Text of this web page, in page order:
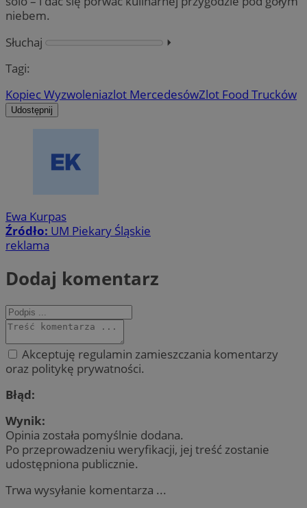
niebem.
Słuchaj
⏵︎
Tagi:
Kopiec Wyzwoleniazlot MercedesówZlot Food Trucków
Udostępnij
Ewa Kurpas
Źródło: UM Piekary Śląskie
reklama
Dodaj komentarz
Akceptuję regulamin zamieszczania komentarzy
oraz politykę prywatności.
Błąd:
Wynik:
Opinia została pomyślnie dodana.
Po przeprowadzeniu weryfikacji, jej treść zostanie
udostępniona publicznie.
Trwa wysyłanie komentarza ...